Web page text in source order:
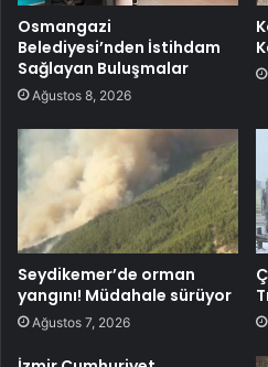
Osmangazi
Belediyesi’nden İstihdam
Sağlayan Buluşmalar
Ağustos 8, 2026
Seydikemer’de orman
yangını! Müdahale sürüyor
Ağustos 7, 2026